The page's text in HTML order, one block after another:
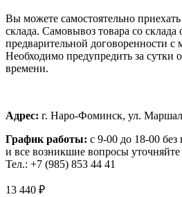
Вы можете самостоятельно
склада. Самовывоз товара со склада
предварительной договоренности с
Необходимо предупредить за сутки
времени.
Адрес: г. Наро-Фоминск, ул.
График работы: с 9-00 до 18-00
и все возникшие вопросы
Тел.: +7 (985) 853 44 41
13 440 ₽